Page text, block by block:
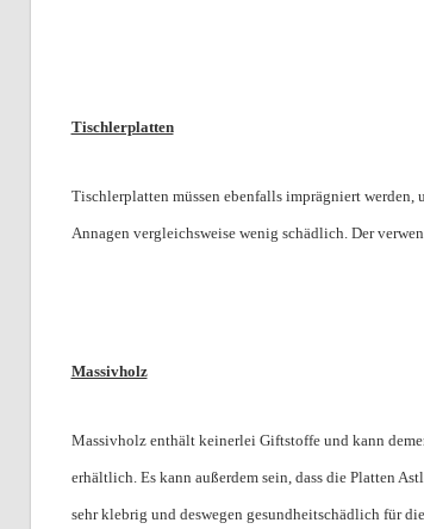
Tischlerplatten
Tischlerplatten müssen ebenfalls imprägniert
Annagen vergleichsweise wenig schädlich. Der
Massivholz
Massivholz enthält keinerlei Giftstoffe und kann
erhältlich. Es kann außerdem sein, dass die Platten
sehr klebrig und deswegen gesundheitschädlich für